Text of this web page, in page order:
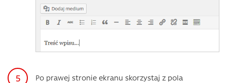
Po prawej stronie ekranu skorzystaj z pola